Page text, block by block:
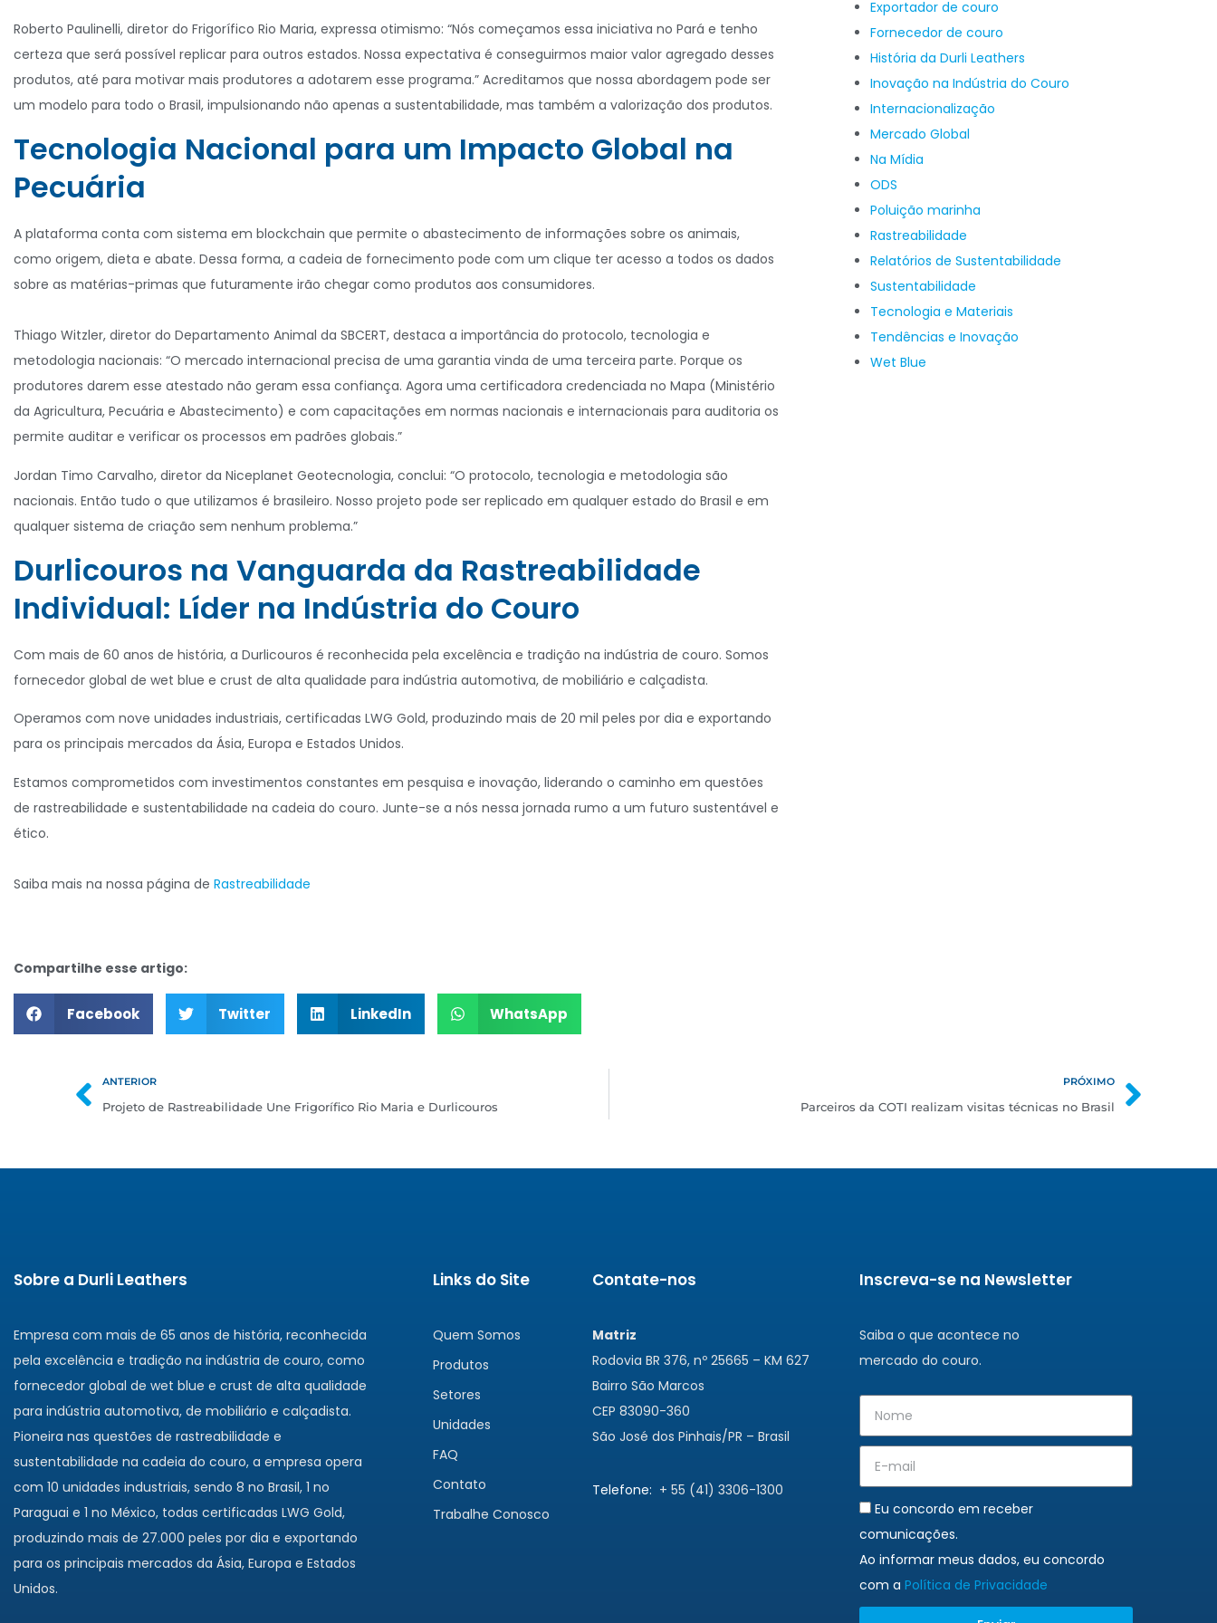
Roberto Paulinelli, diretor do Frigorífico Rio Maria, expressa otimismo: “Nós começamos essa iniciativa no Pará e tenho
certeza que será possível replicar para outros estados. Nossa expectativa é conseguirmos maior valor agregado desses
produtos, até para motivar mais produtores a adotarem esse programa.” Acreditamos que nossa abordagem pode ser
um modelo para todo o Brasil, impulsionando não apenas a sustentabilidade, mas também a valorização dos produtos.
Tecnologia Nacional para um Impacto Global na
Pecuária
A plataforma conta com sistema em blockchain que permite o abastecimento de informações sobre os animais,
como origem, dieta e abate. Dessa forma, a cadeia de fornecimento pode com um clique ter acesso a todos os dados
sobre as matérias-primas que futuramente irão chegar como produtos aos consumidores.
Thiago Witzler, diretor do Departamento Animal da SBCERT, destaca a importância do protocolo, tecnologia e
metodologia nacionais: “O mercado internacional precisa de uma garantia vinda de uma terceira parte. Porque os
produtores darem esse atestado não geram essa confiança. Agora uma certificadora credenciada no Mapa (Ministério
da Agricultura, Pecuária e Abastecimento) e com capacitações em normas nacionais e internacionais para auditoria os
permite auditar e verificar os processos em padrões globais.”
Jordan Timo Carvalho, diretor da Niceplanet Geotecnologia, conclui: “O protocolo, tecnologia e metodologia são
nacionais. Então tudo o que utilizamos é brasileiro. Nosso projeto pode ser replicado em qualquer estado do Brasil e em
qualquer sistema de criação sem nenhum problema.”
Durlicouros na Vanguarda da Rastreabilidade
Individual: Líder na Indústria do Couro
Com mais de 60 anos de história, a Durlicouros é reconhecida pela excelência e tradição na indústria de couro. Somos
fornecedor global de wet blue e crust de alta qualidade para indústria automotiva, de mobiliário e calçadista.
Operamos com nove unidades industriais, certificadas LWG Gold, produzindo mais de 20 mil peles por dia e exportando
para os principais mercados da Ásia, Europa e Estados Unidos.
Estamos comprometidos com investimentos constantes em pesquisa e inovação, liderando o caminho em questões
de rastreabilidade e sustentabilidade na cadeia do couro. Junte-se a nós nessa jornada rumo a um futuro sustentável e
ético.
Saiba mais na nossa página de Rastreabilidade
Compartilhe esse artigo:
Facebook Twitter LinkedIn WhatsApp
Exportador de couro
Fornecedor de couro
História da Durli Leathers
Inovação na Indústria do Couro
Internacionalização
Mercado Global
Na Mídia
ODS
Poluição marinha
Rastreabilidade
Relatórios de Sustentabilidade
Sustentabilidade
Tecnologia e Materiais
Tendências e Inovação
Wet Blue
ANTERIOR
Projeto de Rastreabilidade Une Frigorífico Rio Maria e Durlicouros
PRÓXIMO
Parceiros da COTI realizam visitas técnicas no Brasil
Sobre a Durli Leathers
Empresa com mais de 65 anos de história, reconhecida
pela excelência e tradição na indústria de couro, como
fornecedor global de wet blue e crust de alta qualidade
para indústria automotiva, de mobiliário e calçadista.
Pioneira nas questões de rastreabilidade e
sustentabilidade na cadeia do couro, a empresa opera
com 10 unidades industriais, sendo 8 no Brasil, 1 no
Paraguai e 1 no México, todas certificadas LWG Gold,
produzindo mais de 27.000 peles por dia e exportando
para os principais mercados da Ásia, Europa e Estados
Unidos.
Links do Site
Quem Somos
Produtos
Setores
Unidades
FAQ
Contato
Trabalhe Conosco
Contate-nos
Matriz
Rodovia BR 376, nº 25665 – KM 627
Bairro São Marcos
CEP 83090-360
São José dos Pinhais/PR – Brasil
Telefone: + 55 (41) 3306-1300
Inscreva-se na Newsletter
Saiba o que acontece no
mercado do couro.
Eu concordo em receber
comunicações.
Ao informar meus dados, eu concordo
com aPolítica de Privacidade